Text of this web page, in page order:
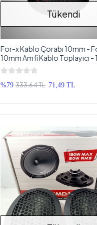
Tükendi
For-x Kablo Çorabı 10mm -
10mm Amfi Kablo Toplayıcı -
%79 333,64 TL 71,49 TL